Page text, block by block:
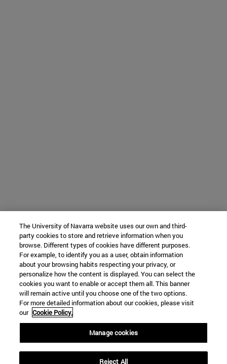
The University of Navarra website uses our own and third-
party cookies to store and retrieve information when you
browse. Different types of cookies have different purposes.
For example, to identify you as a user, obtain information
about your browsing habits respecting your privacy, or
personalize how the content is displayed. You can select the
cookies you want to enable or accept them all. This banner
will remain active until you choose one of the two options.
For more detailed information about our cookies, please visit
our Cookie Policy.
Manage cookies
Reject All